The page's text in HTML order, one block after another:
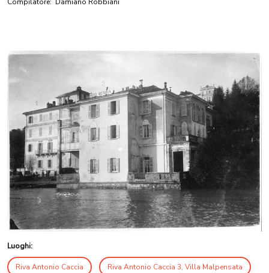
Luoghi:
Riva Antonio Caccia Riva Antonio Caccia 3, Villa Malpensata